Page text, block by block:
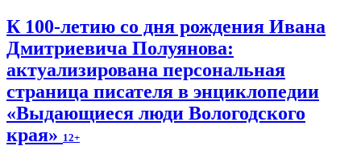
К 100-летию со дня рождения Ивана
Дмитриевича Полуянова:
актуализирована персональная
страница писателя в энциклопедии
«Выдающиеся люди Вологодского
края» 12+